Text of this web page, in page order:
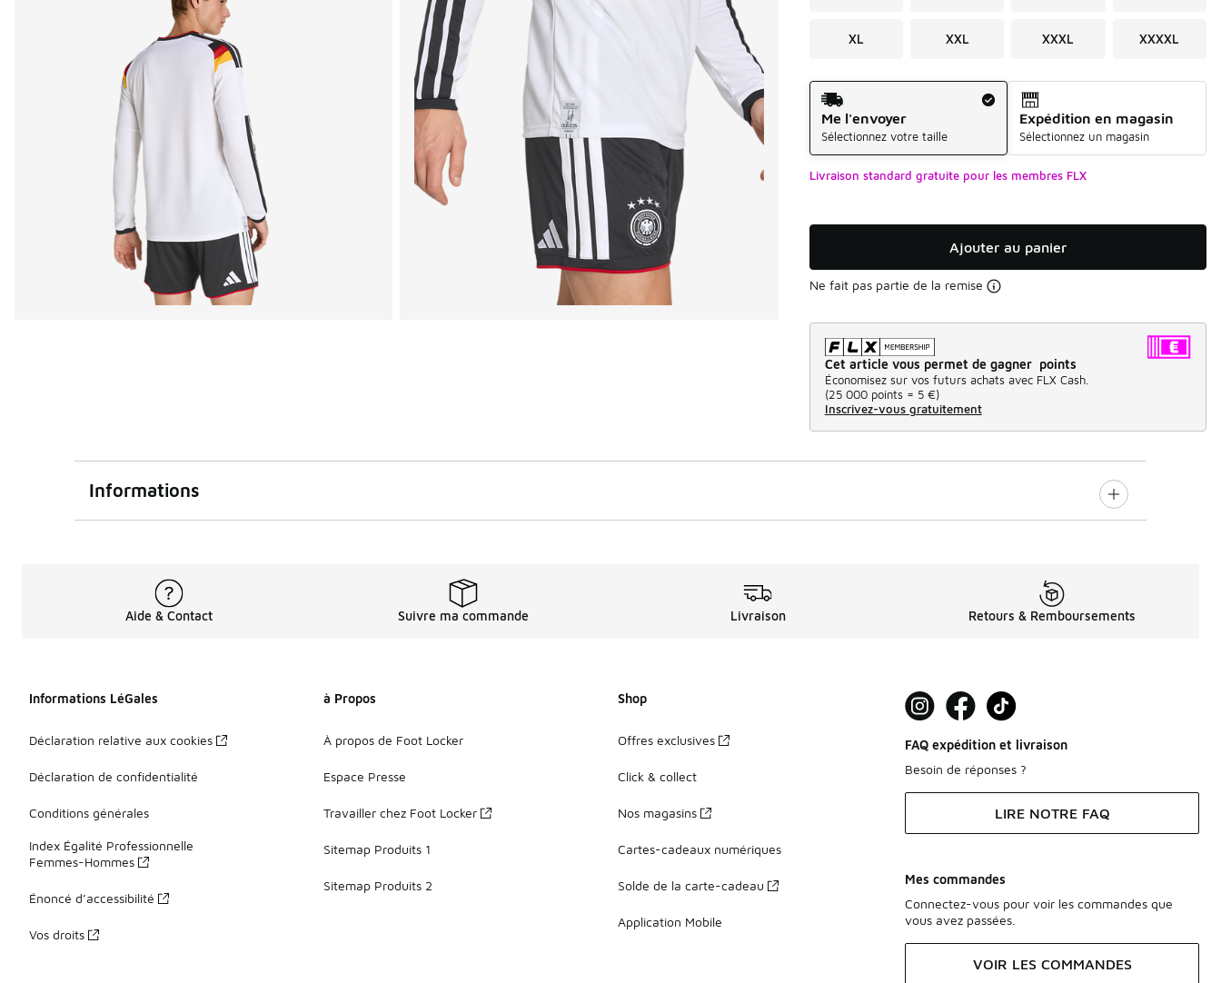
XL XXL XXXL XXXXL
Mode d'expédition
Me l'envoyer
Sélectionnez votre taille
Expédition en magasin
Sélectionnez un magasin
Livraison standard gratuite pour les membres FLX
Ajouter au panier
Ne fait pas partie de la remise
Cet article vous permet de gagner points
Économisez sur vos futurs achats avec FLX Cash.
(25 000 points = 5 €)
Inscrivez-vous gratuitement
Informations
Aide & Contact Suivre ma commande Livraison Retours & Remboursements
Informations LéGales
Déclaration relative aux cookies
Déclaration de confidentialité
Conditions générales
Index Égalité Professionnelle
Femmes-Hommes
Énoncé d’accessibilité
Vos droits
à Propos
À propos de Foot Locker
Espace Presse
Travailler chez Foot Locker
Sitemap Produits 1
Sitemap Produits 2
Shop
Offres exclusives
Click & collect
Nos magasins
Cartes-cadeaux numériques
Solde de la carte-cadeau
Application Mobile
FAQ expédition et livraison
Besoin de réponses ?
LIRE NOTRE FAQ
Mes commandes
Connectez-vous pour voir les commandes que
vous avez passées.
VOIR LES COMMANDES